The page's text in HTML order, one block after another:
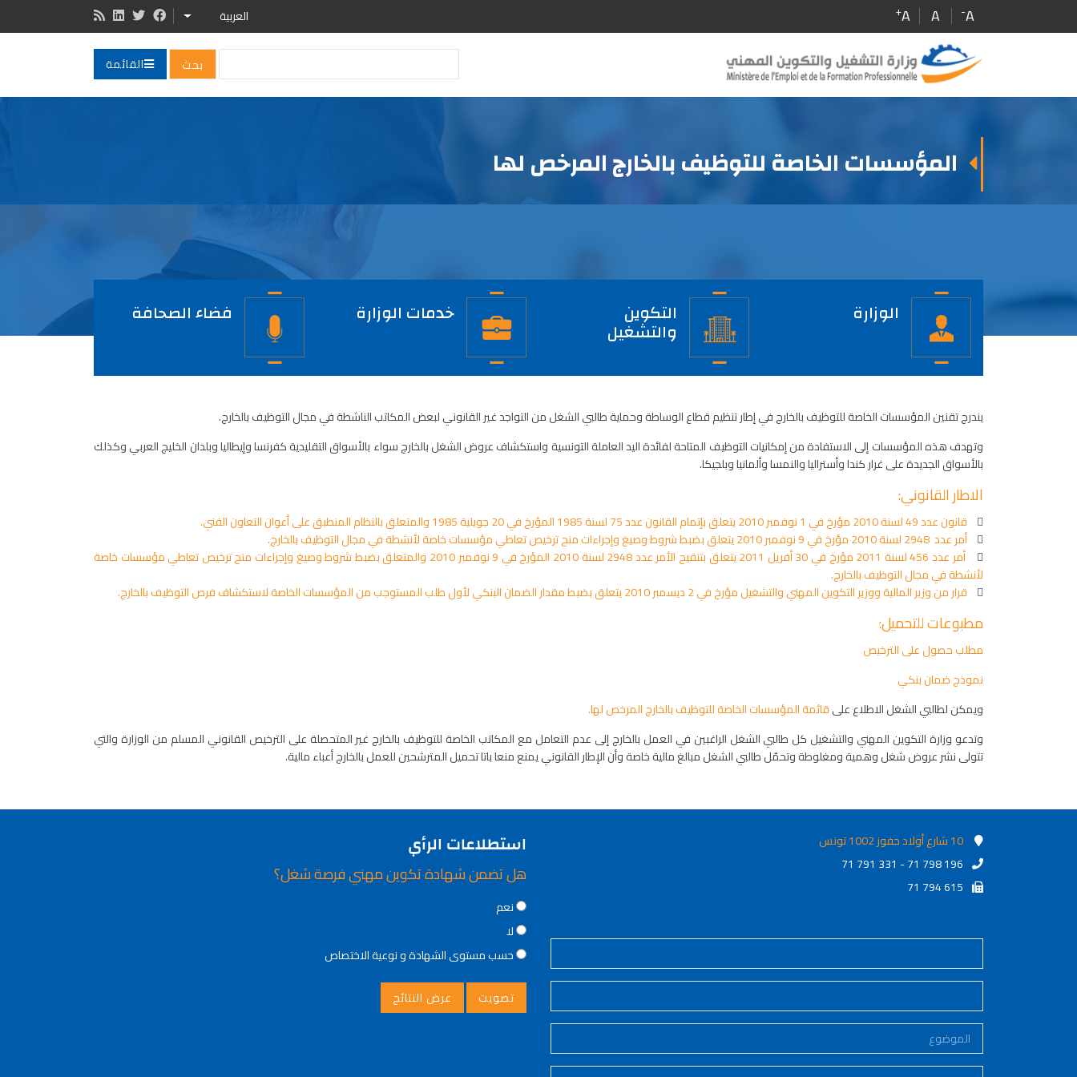
A
-
A
A
+ العربية
LIST ADDITIONAL ACTIONS
القائمة
المؤسسات الخاصة للتوظيف بالخارج المرخص لها
الصفحة
الرئيسية الوزارة التكوين
والتشغيل
خدمات الوزارة فضاء الصحافة
يندرج تقنين المؤسسات الخاصة للتوظيف بالخارج في إطار تنظيم قطاع الوساطة وحماية طالبي الشغل من التواجد غير القانوني لبعض المكاتب الناشطة في مجال التوظيف بالخارج.
وتهدف هذه المؤسسات إلى الاستفادة من إمكانيات التوظيف المتاحة لفائدة اليد العاملة التونسية واستكشاف عروض الشغل بالخارج سواء بالأسواق التقليدية كفرنسا وإيطاليا وبلدان الخليج العربي وكذلك
بالأسواق الجديدة على غرار كندا وأستراليا والنمسا وألمانيا وبلجيكا.
الاطار القانوني:
 قانون عدد 49 لسنة 2010 مؤرخ في 1 نوفمبر 2010 يتعلق بإتمام القانون عدد 75 لسنة 1985 المؤرخ في 20 جويلية 1985 والمتعلق بالنظام المنطبق على أعوان التعاون الفني.
 أمر عدد 2948 لسنة 2010 مؤرخ في 9 نوفمبر 2010 يتعلق بضبط شروط وصيغ وإجراءات منح ترخيص تعاطي مؤسسات خاصة لأنشطة في مجال التوظيف بالخارج.

أمر عدد 456 لسنة 2011 مؤرخ في 30 أفريل 2011 يتعلق بتنقيح الأمر عدد 2948 لسنة 2010 المؤرخ في 9 نوفمبر 2010 والمتعلق بضبط شروط وصيغ وإجراءات منح ترخيص تعاطي مؤسسات خاصة
لأنشطة في مجال التوظيف بالخارج.
 قرار من وزير المالية ووزير التكوين المهني والتشغيل مؤرخ في 2 ديسمبر 2010 يتعلق بضبط مقدار الضمان البنكي لأول طلب المستوجب من المؤسسات الخاصة لاستكشاف فرص التوظيف بالخارج.
مطبوعات للتحميل:
مطلب حصول على الترخيص
نموذج ضمان بنكي
ويمكن لطالبي الشغل الاطلاع علىقائمة المؤسسات الخاصة للتوظيف بالخارج المرخص لها.
وتدعو وزارة التكوين المهني والتشغيل كل طالبي الشغل الراغبين في العمل بالخارج إلى عدم التعامل مع المكاتب الخاصة للتوظيف بالخارج غير المتحصلة على الترخيص القانوني المسلم من الوزارة والتي
تتولى نشر عروض شغل وهمية ومغلوطة وتحمّل طالبي الشغل مبالغ مالية خاصة وأن الإطار القانوني يمنع منعا باتا تحميل المترشحين للعمل بالخارج أعباء مالية.
10 شارع أولاد حفوز 1002 تونس
71 791 331 - 71 798 196
71 794 615
استطلاعات الرأي
هل تضمن شهادة تكوين مهني فرصة شغل؟
Choices
نعم
لا
حسب مستوى الشهادة و نوعية الاختصاص